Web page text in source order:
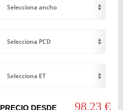
Selecciona ancho
Selecciona PCD
Selecciona ET
PRECIO DESDE 98,23 €